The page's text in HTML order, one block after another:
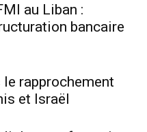
au Liban :
bancaire
le rapprochement
et Israël